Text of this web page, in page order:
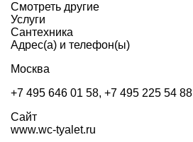
Смотреть другие
Услуги
Сантехника
Адрес(а) и телефон(ы)
Москва
+7 495 646 01 58, +7 495 225 54 88
Сайт
www.wc-tyalet.ru